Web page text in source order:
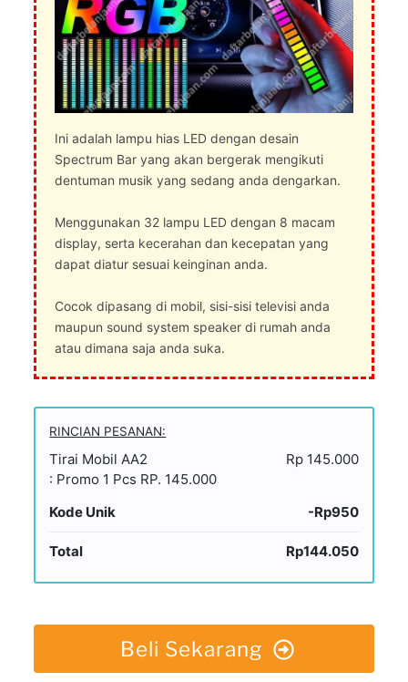
Ini adalah lampu hias LED dengan desain
Spectrum Bar yang akan bergerak mengikuti
dentuman musik yang sedang anda dengarkan.
Menggunakan 32 lampu LED dengan 8 macam
display, serta kecerahan dan kecepatan yang
dapat diatur sesuai keinginan anda.
Cocok dipasang di mobil, sisi-sisi televisi anda
maupun sound system speaker di rumah anda
atau dimana saja anda suka.
RINCIAN PESANAN:
Tirai Mobil AA2
: Promo 1 Pcs RP. 145.000
Rp 145.000
Kode Unik -Rp950
Total Rp144.050
Beli Sekarang